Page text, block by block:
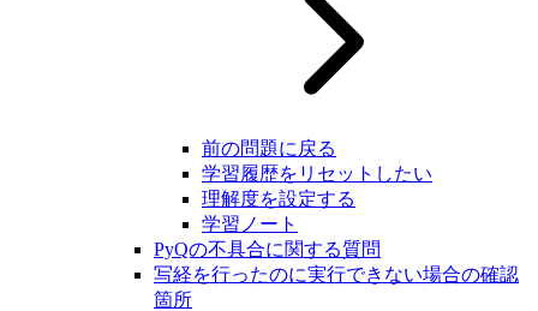
前の問題に戻る
学習履歴をリセットしたい
理解度を設定する
学習ノート
PyQの不具合に関する質問
写経を行ったのに実行できない場合の確認
箇所